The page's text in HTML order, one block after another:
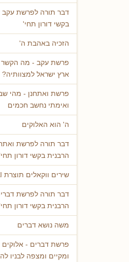
דבר תורה לפרשת עקב
בקשי דורון תחי'
הזכיה באהבת ה'
פרשת עקב - מה הקשר
ארץ ישראל למצוותיה?
פרשת ואתחנן - מהי
ואימתי נחשב חכמים
ה' הוא האלוקים
דבר תורה לפרשת
הרבנית בקשי דורון
שירים ווקאלים תוצרת AI
דבר תורה לפרשת
הרבנית בקשי דורון
משה נושא דברים
פרשת דברים - אלוקים
ומקיים ומצפה לבניו